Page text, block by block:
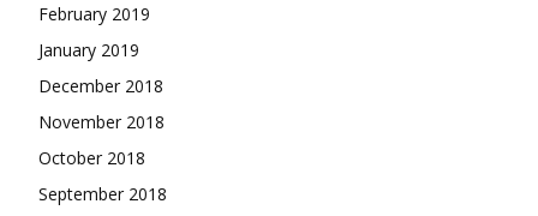
February 2019
January 2019
December 2018
November 2018
October 2018
September 2018